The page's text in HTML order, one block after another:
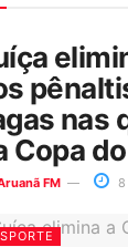
nas
Copa
FM